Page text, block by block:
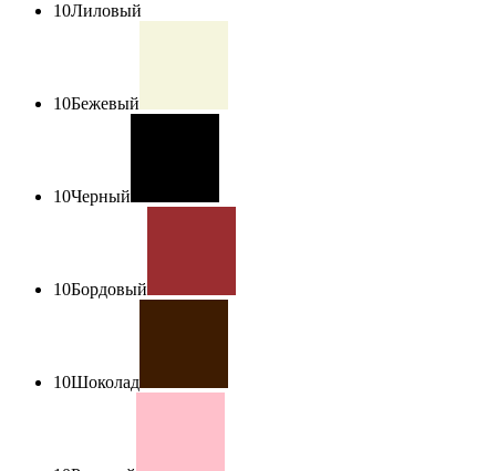
10Лиловый
10Бежевый
10Черный
10Бордовый
10Шоколад